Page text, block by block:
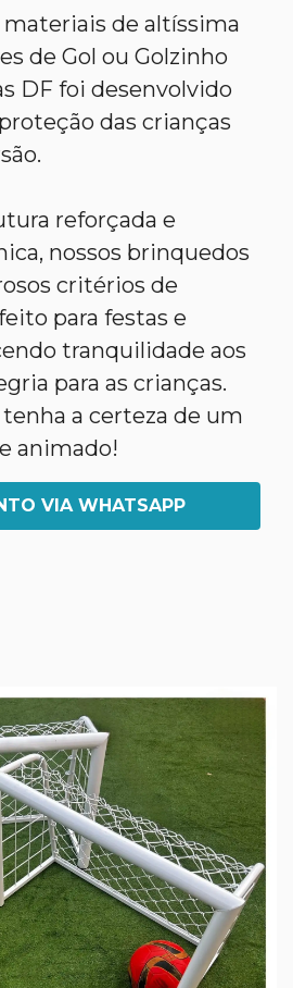
de altíssima
de Gol ou Golzinho
DF foi desenvolvido
das crianças
reforçada e
nossos brinquedos
critérios de
para festas e
tranquilidade aos
para as crianças.
a certeza de um
animado!
VIA WHATSAPP